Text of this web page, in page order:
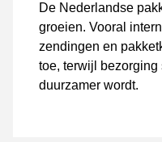
De Nederlandse
groeien. Vooral
zendingen en
toe, terwijl bezorging
duurzamer wordt.